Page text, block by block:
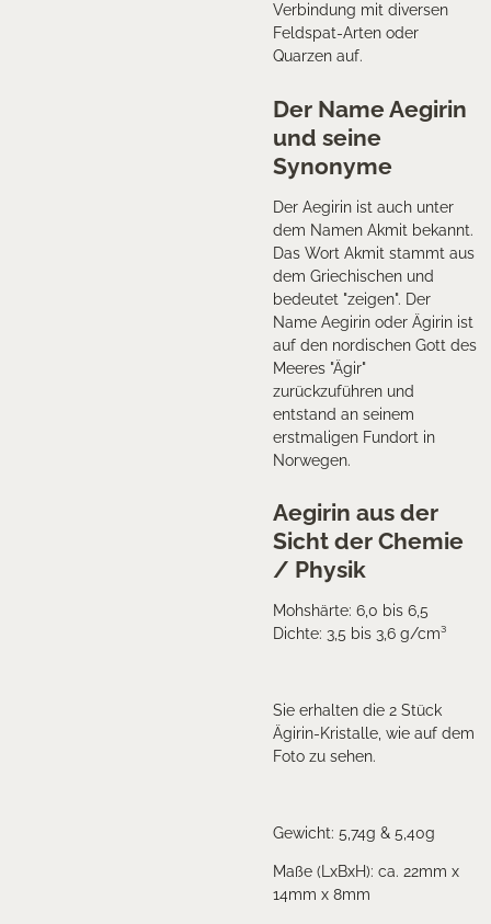
Verbindung mit diversen
Feldspat-Arten oder
Quarzen auf.
Der Name Aegirin
und seine
Synonyme
Der Aegirin ist auch unter
dem Namen Akmit bekannt.
Das Wort Akmit stammt aus
dem Griechischen und
bedeutet "zeigen". Der
Name Aegirin oder Ägirin ist
auf den nordischen Gott des
Meeres "Ägir"
zurückzuführen und
entstand an seinem
erstmaligen Fundort in
Norwegen.
Aegirin aus der
Sicht der Chemie
/ Physik
Mohshärte: 6,0 bis 6,5
Dichte: 3,5 bis 3,6 g/cm³
Sie erhalten die 2 Stück
Ägirin-Kristalle, wie auf dem
Foto zu sehen.
Gewicht: 5,74g & 5,40g
Maße (LxBxH): ca. 22mm x
14mm x 8mm